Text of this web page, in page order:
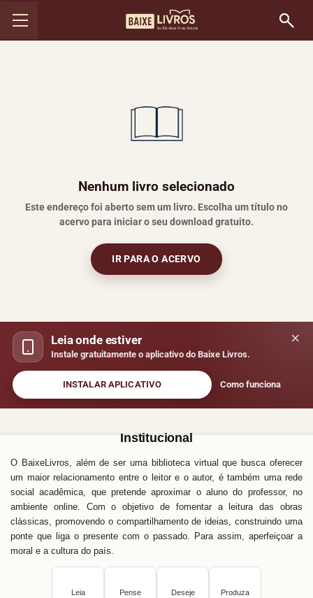
Nenhum livro selecionado
Este endereço foi aberto sem um livro. Escolha um título no
acervo para iniciar o seu download gratuito.
IR PARA O ACERVO
×
Leia onde estiver
Instale gratuitamente o aplicativo do Baixe Livros.
INSTALAR APLICATIVO Como funciona
Institucional
O BaixeLivros, além de ser uma biblioteca virtual que busca oferecer
um maior relacionamento entre o leitor e o autor, é também uma rede
social acadêmica, que pretende aproximar o aluno do professor, no
ambiente online. Com o objetivo de fomentar a leitura das obras
clássicas, promovendo o compartilhamento de ideias, construindo uma
ponte que liga o presente com o passado. Para assim, aperfeiçoar a
moral e a cultura do país.
Leia Pense Deseje Produza